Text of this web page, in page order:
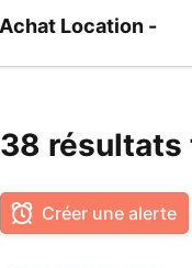
38 résultats
Créer une alerte